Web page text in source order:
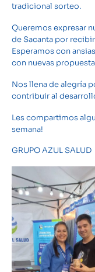
tradicional sorteo.
Queremos expresar
de Sacanta por
Esperamos con
con nuevas
Nos llena de alegría
contribuir al
Les compartimos
semana!
GRUPO AZUL SALUD